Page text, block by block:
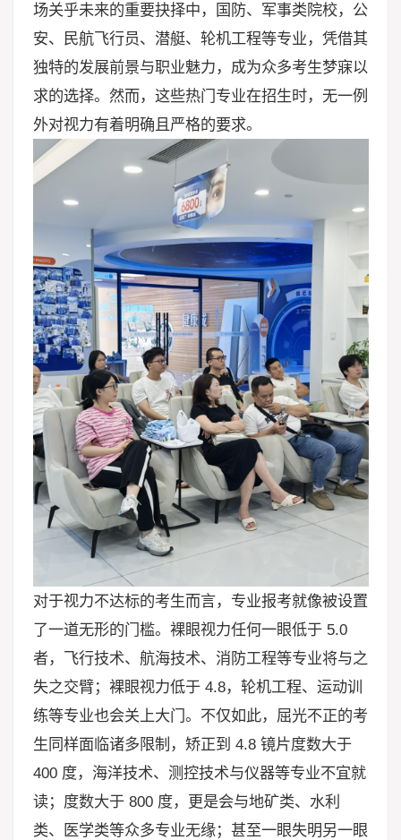
场关乎未来的重要抉择中，国防、军事类院校，公
安、民航飞行员、潜艇、轮机工程等专业，凭借其
独特的发展前景与职业魅力，成为众多考生梦寐以
求的选择。然而，这些热门专业在招生时，无一例
外对视力有着明确且严格的要求。
对于视力不达标的考生而言，专业报考就像被设置
了一道无形的门槛。裸眼视力任何一眼低于 5.0
者，飞行技术、航海技术、消防工程等专业将与之
失之交臂；裸眼视力低于 4.8，轮机工程、运动训
练等专业也会关上大门。不仅如此，屈光不正的考
生同样面临诸多限制，矫正到 4.8 镜片度数大于
400 度，海洋技术、测控技术与仪器等专业不宜就
读；度数大于 800 度，更是会与地矿类、水利
类、医学类等众多专业无缘；甚至一眼失明另一眼